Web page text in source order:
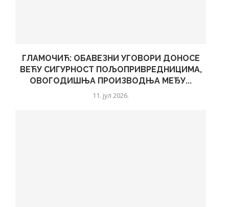
ГЛАМОЧИЋ: ОБАВЕЗНИ УГОВОРИ ДОНОСЕ
ВЕЋУ СИГУРНОСТ ПОЉОПРИВРЕДНИЦИМА,
ОВОГОДИШЊА ПРОИЗВОДЊА МЕЂУ...
11. јул 2026.